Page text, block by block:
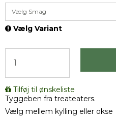
Vælg Smag
Vælg Variant
Tilføj til ønskeliste
Tyggeben fra treateaters.
Vælg mellem kylling eller okse